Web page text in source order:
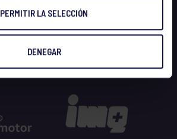
PERMITIR LA SELECCIÓN
DENEGAR